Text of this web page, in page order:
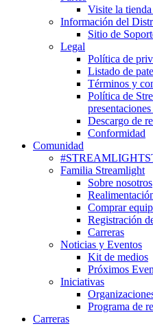
Visite la
Información del
Sitio de
Legal
Política de
Listado de
Términos y
Política de
Descargo de
Conformidad
Comunidad
Familia Streamlight
Sobre nosotros
Comprar
Registración
Carreras
Noticias y Eventos
Kit de medios
Próximos
Iniciativas
Programa de
Carreras